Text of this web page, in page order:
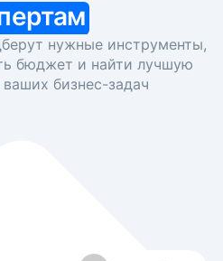
нужные инструменты,
бюджет и найти лучшую
ваших бизнес-задач